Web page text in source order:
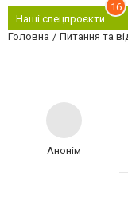
Наші спецпроєкти
16
Головна Питання та
Анонім